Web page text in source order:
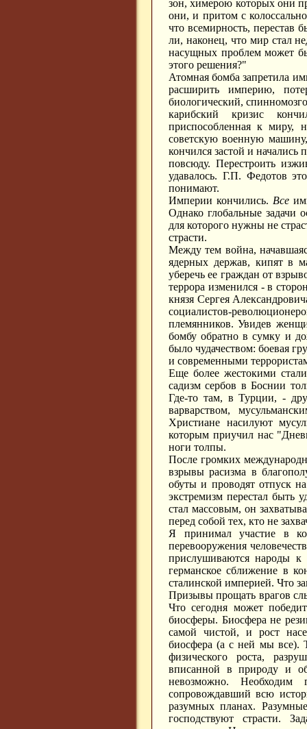
зон, химерою которых они
они, и притом с
что всемирность, перестав
ли, наконец, что мир стал
насущных проблем может
этого решения?"
Атомная бомба запретила
расширить империю,
биологический,
карибский кризис
приспособленная к миру,
советскую военную
кончился застой и
повсюду. Перестроить
удавалось. Г.П. Федотов
понимают.
Империи кончились. Все
Однако глобальные задачи
для которого нужны не
страсти.
Между тем война,
ядерных держав, кипят в
уберечь ее граждан от
террора изменился - в
князя Сергея
социалистов-
племянников. Увидев
бомбу обратно в сумку и
было чудачеством: боевая
и современными
Еще более жестокими
садизм сербов в Боснии
Где-то там, в Турции, -
варварством,
Христиане насилуют
которым приучил нас
ноги толпы.
После громких
взрывы расизма в
обуты и проводят отпуск
экстремизм перестал быть
стал массовым, он
перед собой тех, кто не
Я принимал участие в
перевооружения
прислушиваются народы
германское сближение в
сталинской империей. Что
Призывы прощать врагов
Что сегодня может
биосферы. Биосфера не
самой чистой, и рост
биосфера (а с ней мы все).
физического роста,
вписанной в природу и
невозможно.
сопровождавший всю
разумных планах.
господствуют страсти.